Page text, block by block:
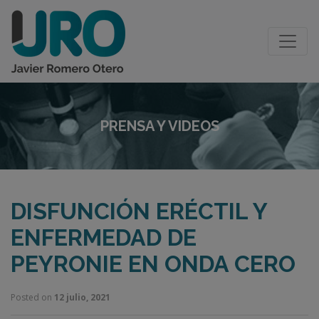
PRENSA Y VIDEOS
DISFUNCIÓN ERÉCTIL Y
ENFERMEDAD DE
PEYRONIE EN ONDA CERO
Posted on 12 julio, 2021